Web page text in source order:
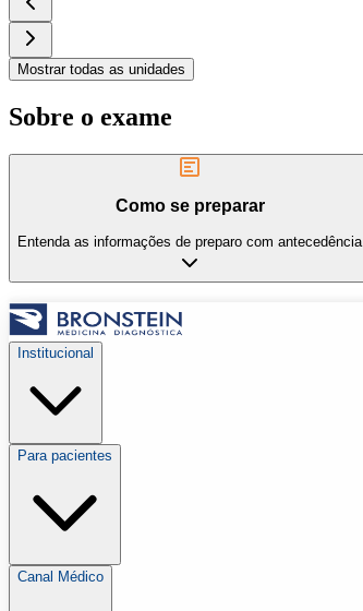
Mostrar todas as unidades
Sobre o exame
Como se preparar
Entenda as informações de preparo com antecedência
Institucional
Para pacientes
Canal Médico